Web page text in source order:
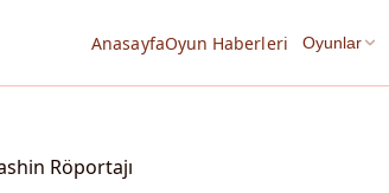
AnasayfaOyun Haberleri Oyunlar